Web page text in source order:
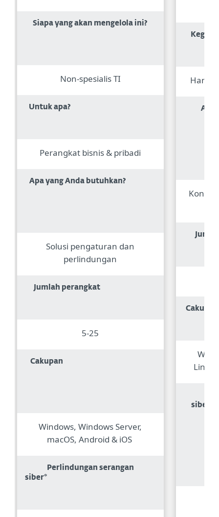
Siapa yang akan mengelola ini?
Non-spesialis TI
Untuk apa?
Perangkat bisnis & pribadi
Apa yang Anda butuhkan?
Solusi pengaturan dan
perlindungan
Jumlah perangkat
5-25
Cakupan
Windows, Windows Server,
macOS, Android & iOS
Perlindungan serangan
siber*
Hanya
Apa
Konsol
Linux,
siber*